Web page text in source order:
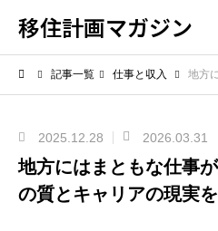
移住計画マガジン
記事一覧 仕事と収入 地方にはま
2025.12.28 2026.03.31
地方にはまともな仕事
の質とキャリアの現実